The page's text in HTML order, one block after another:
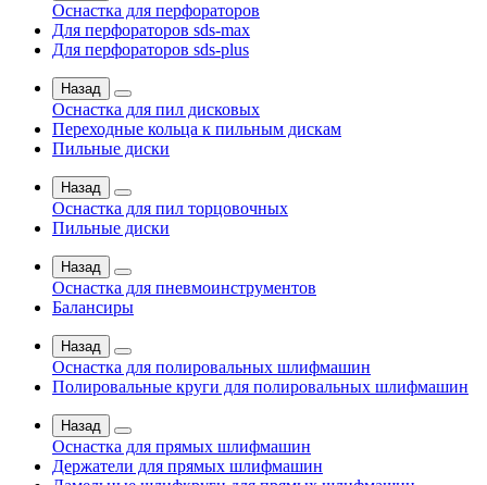
Оснастка для перфораторов
Для перфораторов sds-max
Для перфораторов sds-plus
Назад
Оснастка для пил дисковых
Переходные кольца к пильным дискам
Пильные диски
Назад
Оснастка для пил торцовочных
Пильные диски
Назад
Оснастка для пневмоинструментов
Балансиры
Назад
Оснастка для полировальных шлифмашин
Полировальные круги для полировальных шлифмашин
Назад
Оснастка для прямых шлифмашин
Держатели для прямых шлифмашин